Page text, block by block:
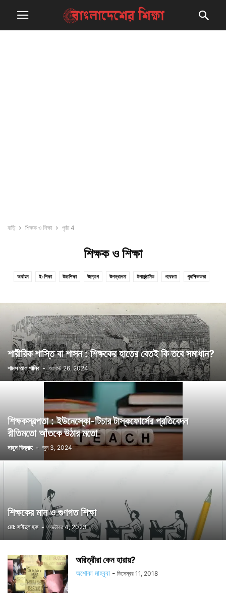
বাড়ি শিক্ষক ও শিক্ষা পৃষ্ঠা 4
শিক্ষক ও শিক্ষা
অর্থায়ন ই-শিক্ষা উচ্চশিক্ষা উদ্যোগ উপস্থাপনা উপানুষ্ঠানিক গবেষণা গৃহশিক্ষকতা
প্রাকশৈশব উন্নয়ন ও প্রাকপ্রাথমিক শিক্ষা প্রাথমিক শিক্ষা বয়স্ক শিক্ষা বিজ্ঞান শিক্ষা বিদেশে শিক্ষা
ব্যবস্থাপনা ভাষা শিক্ষা মাধ্যমিক শিক্ষা শিক্ষক ও শিক্ষা শিক্ষা ও অভিজ্ঞতা শিক্ষা ও নৈতিকতা
শিক্ষা ও বৈষম্য শিক্ষা ও রাজনীতি শিক্ষাক্রম ও পুস্তক শিক্ষাতত্ত্ব শিক্ষাব্যবস্থা
শিক্ষায় তথ্য, যোগাযোগ প্রযুক্তি ও কম্পিউটার শিক্ষার ইতিহাস শিক্ষার নীতি শিখন-শিক্ষণ প্রক্রিয়া
শিশুর বিকাশ সাক্ষরতা সাক্ষাৎকার সেরা লেখা পুরস্কার
শারীরিক শাস্তি বা শাসন : শিক্ষকের হাতের বেতই কি তবে সমাধান?
শামস আল গালিব - আগস্ট 26, 2024
শিক্ষকস্বল্পতা : ইউনেস্কো-টিচার টাস্কফোর্সের প্রতিবেদন
রীতিমতো আঁতকে উঠার মতো
মাছুম বিল্লাহ - জুন 3, 2024
শিক্ষকের মান ও গুণগত শিক্ষা
মো: সাইদুল হক - অক্টোবর 4, 2023
অরিত্রীরা কেন হারায়?
অশোকা মাহবুবা - ডিসেম্বর 11, 2018